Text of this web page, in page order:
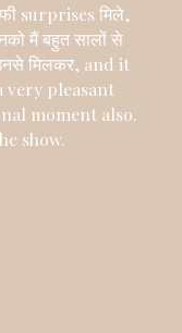
surprises मिले,
मैं बहुत सालों से
मिलकर, and it
pleasant
moment also.
show.